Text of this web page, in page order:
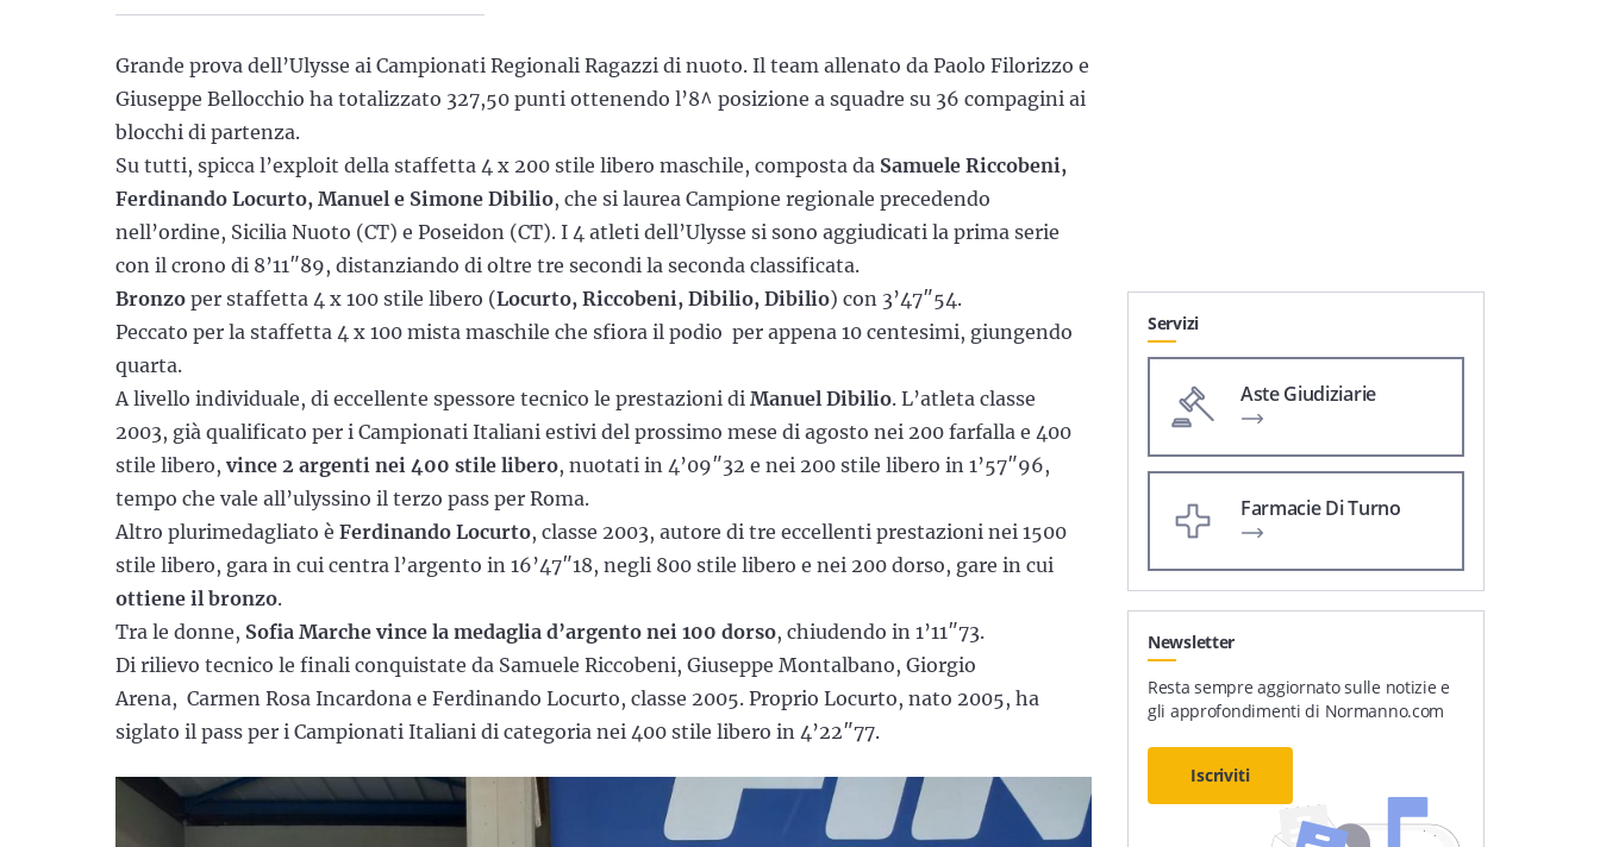
Grande prova dell’Ulysse ai Campionati Regionali Ragazzi di nuoto. Il team allenato da Paolo Filorizzo e
Giuseppe Bellocchio ha totalizzato 327,50 punti ottenendo l’8^ posizione a squadre su 36 compagini ai
blocchi di partenza.
Su tutti, spicca l’exploit della staffetta 4 x 200 stile libero maschile, composta da Samuele Riccobeni,
Ferdinando Locurto, Manuel e Simone Dibilio, che si laurea Campione regionale precedendo
nell’ordine, Sicilia Nuoto (CT) e Poseidon (CT). I 4 atleti dell’Ulysse si sono aggiudicati la prima serie
con il crono di 8’11″89, distanziando di oltre tre secondi la seconda classificata.
Bronzo per staffetta 4 x 100 stile libero (Locurto, Riccobeni, Dibilio, Dibilio) con 3’47″54.
Peccato per la staffetta 4 x 100 mista maschile che sfiora il podio per appena 10 centesimi, giungendo
quarta.
A livello individuale, di eccellente spessore tecnico le prestazioni di Manuel Dibilio. L’atleta classe
2003, già qualificato per i Campionati Italiani estivi del prossimo mese di agosto nei 200 farfalla e 400
stile libero, vince 2 argenti nei 400 stile libero, nuotati in 4’09″32 e nei 200 stile libero in 1’57″96,
tempo che vale all’ulyssino il terzo pass per Roma.
Altro plurimedagliato è Ferdinando Locurto, classe 2003, autore di tre eccellenti prestazioni nei 1500
stile libero, gara in cui centra l’argento in 16’47″18, negli 800 stile libero e nei 200 dorso, gare in cui
ottiene il bronzo.
Tra le donne, Sofia Marche vince la medaglia d’argento nei 100 dorso, chiudendo in 1’11″73.
Di rilievo tecnico le finali conquistate da Samuele Riccobeni, Giuseppe Montalbano, Giorgio
Arena, Carmen Rosa Incardona e Ferdinando Locurto, classe 2005. Proprio Locurto, nato 2005, ha
siglato il pass per i Campionati Italiani di categoria nei 400 stile libero in 4’22″77.
Servizi
Aste Giudiziarie
Farmacie Di Turno
Newsletter
Resta sempre aggiornato sulle notizie e
gli approfondimenti di Normanno.com
Iscriviti